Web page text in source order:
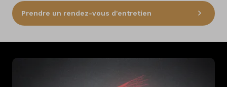
Prendre un rendez-vous d'entretien